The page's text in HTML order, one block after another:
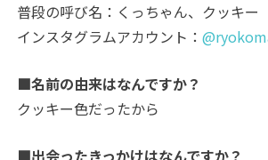
普段の呼び名：くっちゃん、クッキー
インスタグラムアカウント：
■名前の由来はなんですか？
クッキー色だったから